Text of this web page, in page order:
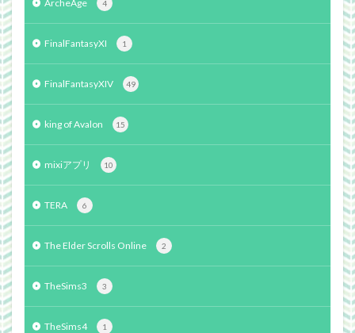
ArcheAge 4
FinalFantasyXI 1
FinalFantasyXIV 49
king of Avalon 15
mixiアプリ 10
TERA 6
The Elder Scrolls Online 2
TheSims3 3
TheSims4 1